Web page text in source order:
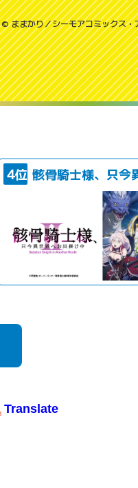
© ままかり／シーモアコミックス・
4位
Translate